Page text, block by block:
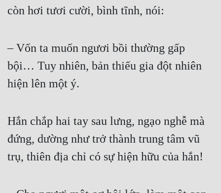
còn hơi tươi cười, bình tĩnh, nói:
– Vốn ta muốn ngươi bồi thường gấp
bội… Tuy nhiên, bản thiếu gia đột nhiên
hiện lên một ý.
Hắn chắp hai tay sau lưng, ngạo nghễ mà
đứng, dường như trở thành trung tâm vũ
trụ, thiên địa chỉ có sự hiện hữu của hắn!